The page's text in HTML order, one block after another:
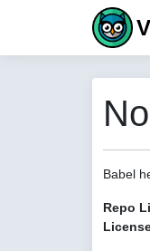
Babel
Repo